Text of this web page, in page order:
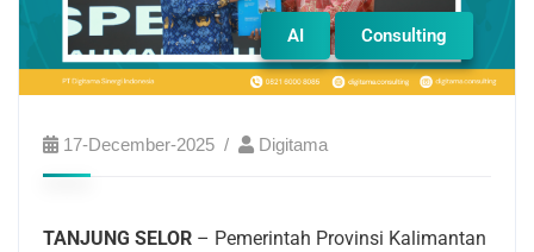
AI Consulting
17-December-2025 Digitama
TANJUNG SELOR – Pemerintah Provinsi Kalimantan